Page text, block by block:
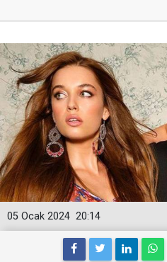
20:14
05 Ocak 2024